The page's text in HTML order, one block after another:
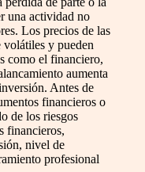
una actividad no
Los precios de las
volátiles y pueden
como el financiero,
aumenta
Antes de
financieros o
de los riesgos
financieros,
nivel de
profesional